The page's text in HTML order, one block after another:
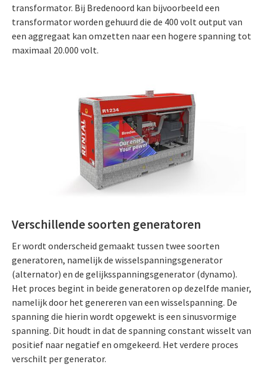
transformator. Bij Bredenoord kan bijvoorbeeld een
transformator worden gehuurd die de 400 volt output van
een aggregaat kan omzetten naar een hogere spanning tot
maximaal 20.000 volt.
Verschillende soorten generatoren
Er wordt onderscheid gemaakt tussen twee soorten
generatoren, namelijk de wisselspanningsgenerator
(alternator) en de gelijksspanningsgenerator (dynamo).
Het proces begint in beide generatoren op dezelfde manier,
namelijk door het genereren van een wisselspanning. De
spanning die hierin wordt opgewekt is een sinusvormige
spanning. Dit houdt in dat de spanning constant wisselt van
positief naar negatief en omgekeerd. Het verdere proces
verschilt per generator.